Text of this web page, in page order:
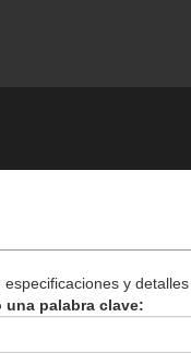
y
una palabra clave: